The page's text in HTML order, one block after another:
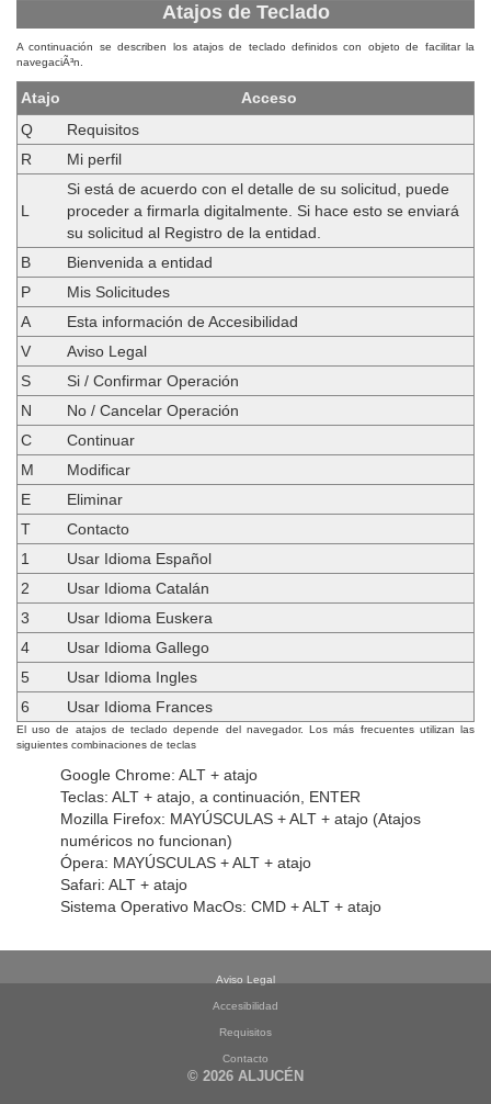
Atajos de Teclado
A continuación se describen los atajos de teclado definidos con objeto de facilitar la
navegaciÃ³n.
Atajo
Acceso
Q
Requisitos
R
Mi perfil
L
Si está de acuerdo con el detalle de su solicitud, puede
proceder a firmarla digitalmente. Si hace esto se enviará
su solicitud al Registro de la entidad.
B
Bienvenida a entidad
P
Mis Solicitudes
A
Esta información de Accesibilidad
V
Aviso Legal
S
Si / Confirmar Operación
N
No / Cancelar Operación
C
Continuar
M
Modificar
E
Eliminar
T
Contacto
1
Usar Idioma Español
2
Usar Idioma Catalán
3
Usar Idioma Euskera
4
Usar Idioma Gallego
5
Usar Idioma Ingles
6
Usar Idioma Frances
El uso de atajos de teclado depende del navegador. Los más frecuentes utilizan las
siguientes combinaciones de teclas
Google Chrome: ALT + atajo
Teclas: ALT + atajo, a continuación, ENTER
Mozilla Firefox: MAYÚSCULAS + ALT + atajo (Atajos
numéricos no funcionan)
Ópera: MAYÚSCULAS + ALT + atajo
Safari: ALT + atajo
Sistema Operativo MacOs: CMD + ALT + atajo
Aviso Legal
Accesibilidad
Requisitos
Contacto
© 2026 ALJUCÉN